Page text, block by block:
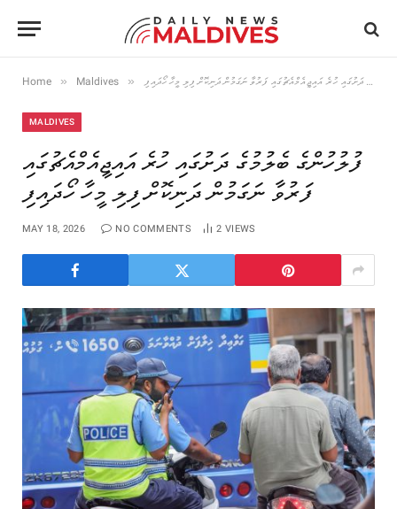
Home » Maldives » ފުލުހުންގެ ބެލުމުގެ ދަށުގައި ހުރެ އައިޖީއެމްއެޗުގައި ފަރުވާ ނަގަމުން ދަނިކޮށް ފިލި މީހާ ހޯދައިފި
MALDIVES
ފުލުހުންގެ ބެލުމުގެ ދަށުގައި ހުރެ އައިޖީއެމްއެޗުގައި
ފަރުވާ ނަގަމުން ދަނިކޮށް ފިލި މީހާ ހޯދައިފި
MAY 18, 2026 NO COMMENTS 2 VIEWS